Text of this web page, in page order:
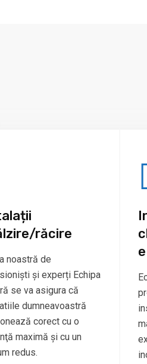
răcire
noastră de
și experți Echipa
se va asigura că
dumneavoastră
corect cu o
maximă şi cu un
redus.
e